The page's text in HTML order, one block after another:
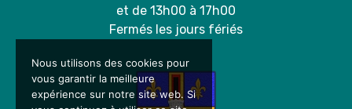
et de 13h00 à 17h00
Fermés les jours fériés
Nous utilisons des cookies pour
vous garantir la meilleure
expérience sur notre site web. Si